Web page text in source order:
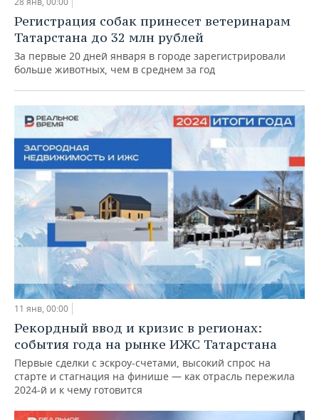
Регистрация собак принесет ветеринарам
Татарстана до 32 млн рублей
За первые 20 дней января в городе зарегистрировали
больше животных, чем в среднем за год
11 янв, 00:00
Рекордный ввод и кризис в регионах:
события года на рынке ИЖС Татарстана
Первые сделки с эскроу-счетами, высокий спрос на
старте и стагнация на финише — как отрасль пережила
2024-й и к чему готовится